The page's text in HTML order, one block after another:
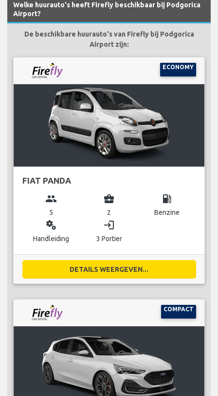
Welke huurauto's heeft Firefly beschikbaar bij Podgorica
Airport?
De beschikbare huurauto's van Firefly bij Podgorica
Airport zijn:
ECONOMY
FIAT PANDA
group
5
business_center
2
local_gas_station
Benzine
miscellaneous_services
Handleiding
login
3 Portier
DETAILS WEERGEVEN...
COMPACT